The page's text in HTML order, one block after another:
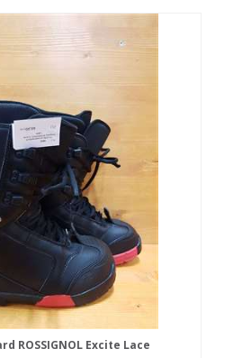
ROSSIGNOL Excite Lace